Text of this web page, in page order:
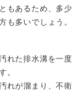
もあるため、多少
も多いでしょう。
れた排水溝を一度
。
れが溜まり、不衛